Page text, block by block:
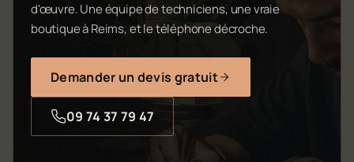
d'œuvre. Une équipe de techniciens, une vraie
boutique à Reims, et le téléphone décroche.
Demander un devis gratuit
09 74 37 79 47